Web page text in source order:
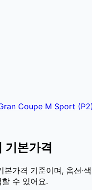
Coupe M Sport (P2)
기본가격
본가격 기준이며, 옵션·
수 있어요.